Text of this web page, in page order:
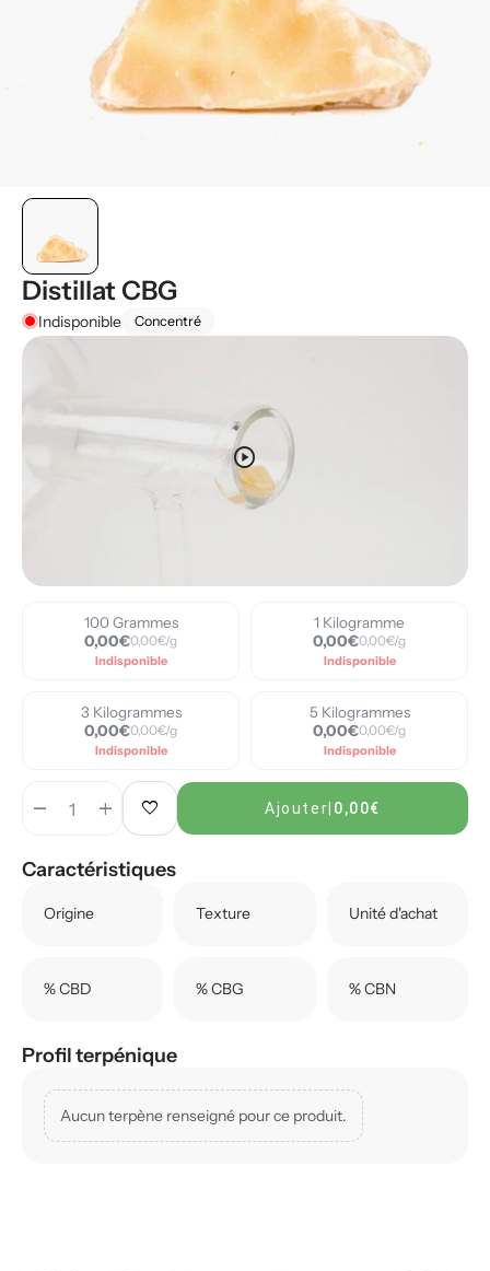
Distillat CBG
Indisponible Concentré
play_circle
100 Grammes
0,00€0,00€/g
Indisponible
1 Kilogramme
0,00€0,00€/g
Indisponible
3 Kilogrammes
0,00€0,00€/g
Indisponible
5 Kilogrammes
0,00€0,00€/g
Indisponible
remove add favorite Ajouter 0,00€
Caractéristiques
Origine Texture Unité d'achat
% CBD % CBG % CBN
Profil terpénique
Aucun terpène renseigné pour ce produit.